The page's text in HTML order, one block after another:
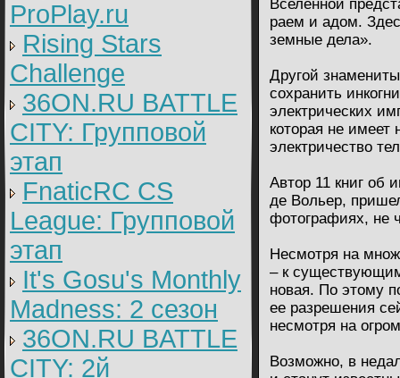
ProPlay.ru
Rising Stars
Challenge
36ON.RU BATTLE
CITY: Групповой
этап
FnaticRC CS
League: Групповой
этап
It's Gosu's Monthly
Madness: 2 сезон
36ON.RU BATTLE
CITY: 2й
Вселенной
раем и адом.
земные дела».
Другой
сохранить
электрических
которая не
электричество
Автор 11 книг об
де Вольер,
фотографиях, не
Несмотря на
– к
новая. По этому
ее разрешения
несмотря на
Возможно, в